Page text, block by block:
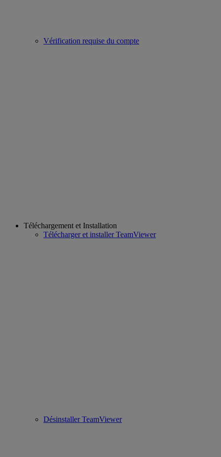
Vérification requise du compte
Téléchargement et Installation
Télécharger et installer TeamViewer
Désinstaller TeamViewer